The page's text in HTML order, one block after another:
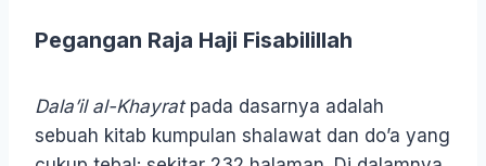
Pegangan Raja Haji Fisabilillah
Dala’il al-Khayratpada dasarnya adalah
sebuah kitab kumpulan shalawat dan do’a yang